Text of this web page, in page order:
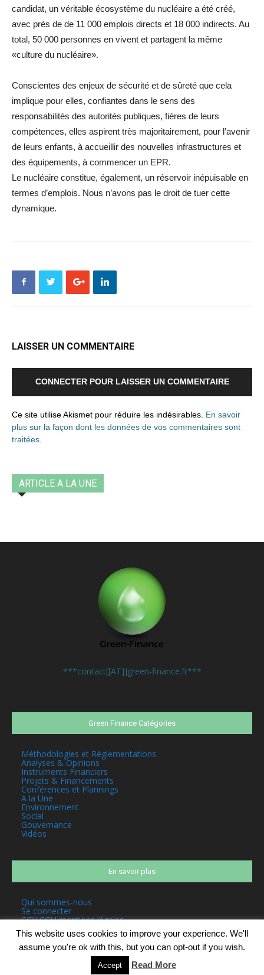
candidat, un véritable écosystème du nucléaire a été créé,
avec près de de 11 000 emplois directs et 18 000 indirects. Au
total, 50 000 personnes en vivent et partagent la même
«culture du nucléaire».
Conscientes des enjeux de sécurité et de sûreté que cela
implique pour elles, confiantes dans le sens des
responsabilités des autorités publiques, fières de leurs
compétences, elles aspirent très majoritairement, pour l’avenir
de leurs enfants, à accueillir des nouvelles infrastructures et
des équipements, à commencer un EPR.
Le nucléaire constitue, également, un réservoir inépuisable en
termes d’emplois. Nous n’avons pas le droit de tuer cette
dynamique.
LAISSER UN COMMENTAIRE
CONNECTER POUR LAISSER UN COMMENTAIRE
Ce site utilise Akismet pour réduire les indésirables. En savoir
plus sur la façon dont les données de vos commentaires sont
traitées
ARTICLE A LA UNE
***contact[[AT]]green-finance.fr***
Green Finance Catégories
Méthodologies et Réglementations
Analyses & Opinions
Instruments Financiers
Projets & Financements
Conférences et Plannings
A la Une
Environnement
Social
Gouvernance
Vidéos
En savoir plus
Qui sommes-nous
Se connecter
CGV CGU mentions légales
©
This website uses cookies to improve your experience. We'll
assume you're ok with this, but you can opt-out if you wish.
Accept Read More